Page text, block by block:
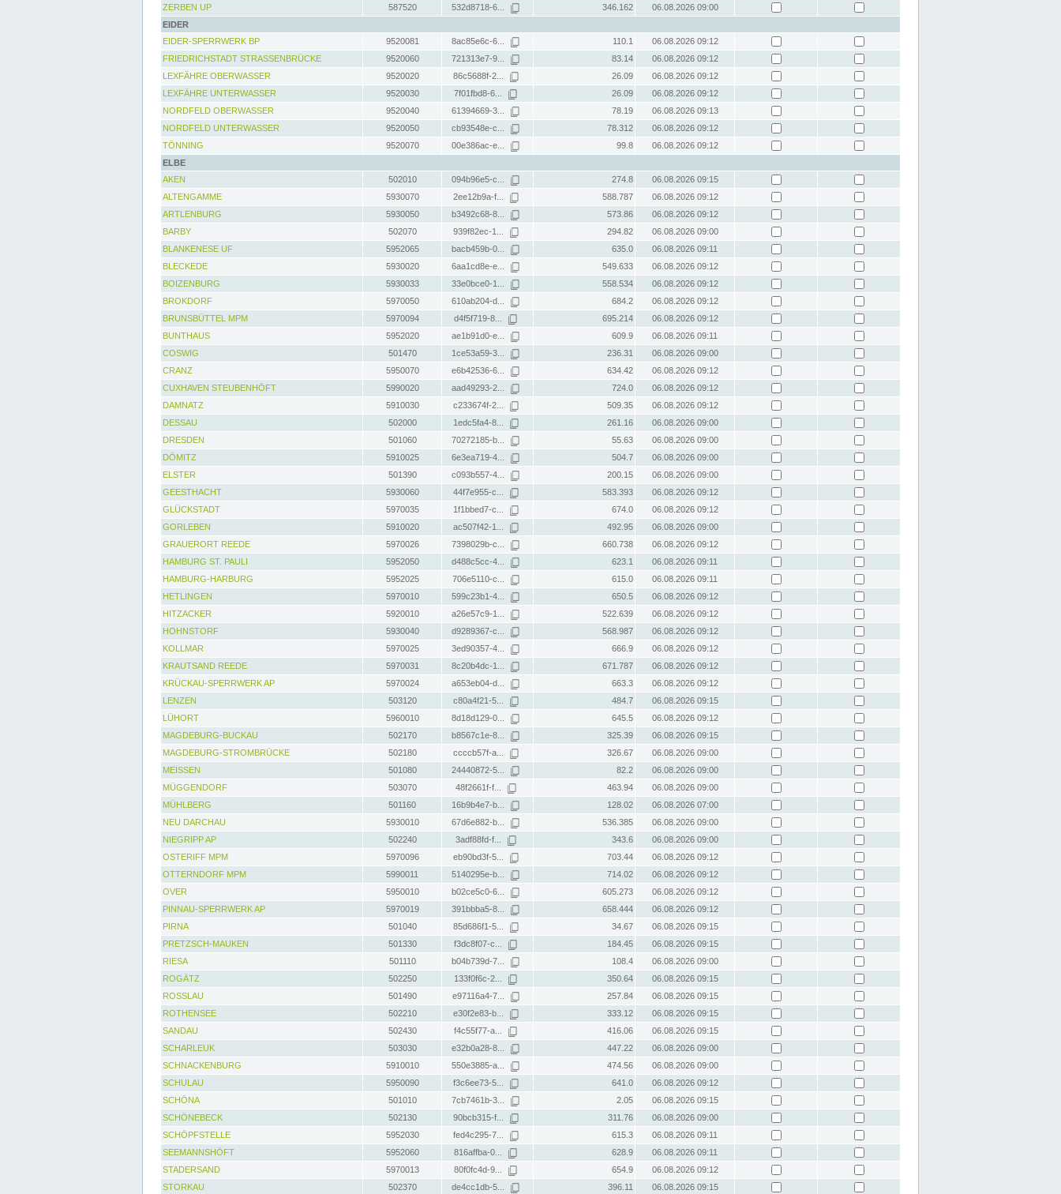
ZERBEN UP
587520 532d8718-6... 346.162
06.08.2026 09:00
EIDER
EIDER-SPERRWERK BP
9520081 8ac85e6c-6... 110.1
06.08.2026 09:12
FRIEDRICHSTADT STRASSENBRÜCKE
9520060 721313e7-9... 83.14
06.08.2026 09:12
LEXFÄHRE OBERWASSER
9520020 86c5688f-2... 26.09
06.08.2026 09:12
LEXFÄHRE UNTERWASSER
9520030 7f01fbd8-6... 26.09
06.08.2026 09:12
NORDFELD OBERWASSER
9520040 61394669-3... 78.19
06.08.2026 09:13
NORDFELD UNTERWASSER
9520050 cb93548e-c... 78.312
06.08.2026 09:12
TÖNNING
9520070 00e386ac-e... 99.8
06.08.2026 09:12
ELBE
AKEN
502010 094b96e5-c... 274.8
06.08.2026 09:15
ALTENGAMME
5930070 2ee12b9a-f... 588.787
06.08.2026 09:12
ARTLENBURG
5930050 b3492c68-8... 573.86
06.08.2026 09:12
BARBY
502070 939f82ec-1... 294.82
06.08.2026 09:00
BLANKENESE UF
5952065 bacb459b-0... 635.0
06.08.2026 09:11
BLECKEDE
5930020 6aa1cd8e-e... 549.633
06.08.2026 09:12
BOIZENBURG
5930033 33e0bce0-1... 558.534
06.08.2026 09:12
BROKDORF
5970050 610ab204-d... 684.2
06.08.2026 09:12
BRUNSBÜTTEL MPM
5970094 d4f5f719-8... 695.214
06.08.2026 09:12
BUNTHAUS
5952020 ae1b91d0-e... 609.9
06.08.2026 09:11
COSWIG
501470 1ce53a59-3... 236.31
06.08.2026 09:00
CRANZ
5950070 e6b42536-6... 634.42
06.08.2026 09:12
CUXHAVEN STEUBENHÖFT
5990020 aad49293-2... 724.0
06.08.2026 09:12
DAMNATZ
5910030 c233674f-2... 509.35
06.08.2026 09:12
DESSAU
502000 1edc5fa4-8... 261.16
06.08.2026 09:00
DRESDEN
501060 70272185-b... 55.63
06.08.2026 09:00
DÖMITZ
5910025 6e3ea719-4... 504.7
06.08.2026 09:00
ELSTER
501390 c093b557-4... 200.15
06.08.2026 09:00
GEESTHACHT
5930060 44f7e955-c... 583.393
06.08.2026 09:12
GLÜCKSTADT
5970035 1f1bbed7-c... 674.0
06.08.2026 09:12
GORLEBEN
5910020 ac507f42-1... 492.95
06.08.2026 09:00
GRAUERORT REEDE
5970026 7398029b-c... 660.738
06.08.2026 09:12
HAMBURG ST. PAULI
5952050 d488c5cc-4... 623.1
06.08.2026 09:11
HAMBURG-HARBURG
5952025 706e5110-c... 615.0
06.08.2026 09:11
HETLINGEN
5970010 599c23b1-4... 650.5
06.08.2026 09:12
HITZACKER
5920010 a26e57c9-1... 522.639
06.08.2026 09:12
HOHNSTORF
5930040 d9289367-c... 568.987
06.08.2026 09:12
KOLLMAR
5970025 3ed90357-4... 666.9
06.08.2026 09:12
KRAUTSAND REEDE
5970031 8c20b4dc-1... 671.787
06.08.2026 09:12
KRÜCKAU-SPERRWERK AP
5970024 a653eb04-d... 663.3
06.08.2026 09:12
LENZEN
503120 c80a4f21-5... 484.7
06.08.2026 09:15
LÜHORT
5960010 8d18d129-0... 645.5
06.08.2026 09:12
MAGDEBURG-BUCKAU
502170 b8567c1e-8... 325.39
06.08.2026 09:15
MAGDEBURG-STROMBRÜCKE
502180 ccccb57f-a... 326.67
06.08.2026 09:00
MEISSEN
501080 24440872-5... 82.2
06.08.2026 09:00
MÜGGENDORF
503070 48f2661f-f... 463.94
06.08.2026 09:00
MÜHLBERG
501160 16b9b4e7-b... 128.02
06.08.2026 07:00
NEU DARCHAU
5930010 67d6e882-b... 536.385
06.08.2026 09:00
NIEGRIPP AP
502240 3adf88fd-f... 343.6
06.08.2026 09:00
OSTERIFF MPM
5970096 eb90bd3f-5... 703.44
06.08.2026 09:12
OTTERNDORF MPM
5990011 5140295e-b... 714.02
06.08.2026 09:12
OVER
5950010 b02ce5c0-6... 605.273
06.08.2026 09:12
PINNAU-SPERRWERK AP
5970019 391bbba5-8... 658.444
06.08.2026 09:12
PIRNA
501040 85d686f1-5... 34.67
06.08.2026 09:15
PRETZSCH-MAUKEN
501330 f3dc8f07-c... 184.45
06.08.2026 09:15
RIESA
501110 b04b739d-7... 108.4
06.08.2026 09:00
ROGÄTZ
502250 133f0f6c-2... 350.64
06.08.2026 09:15
ROSSLAU
501490 e97116a4-7... 257.84
06.08.2026 09:15
ROTHENSEE
502210 e30f2e83-b... 333.12
06.08.2026 09:15
SANDAU
502430 f4c55f77-a... 416.06
06.08.2026 09:15
SCHARLEUK
503030 e32b0a28-8... 447.22
06.08.2026 09:00
SCHNACKENBURG
5910010 550e3885-a... 474.56
06.08.2026 09:00
SCHULAU
5950090 f3c6ee73-5... 641.0
06.08.2026 09:12
SCHÖNA
501010 7cb7461b-3... 2.05
06.08.2026 09:15
SCHÖNEBECK
502130 90bcb315-f... 311.76
06.08.2026 09:00
SCHÖPFSTELLE
5952030 fed4c295-7... 615.3
06.08.2026 09:11
SEEMANNSHÖFT
5952060 816affba-0... 628.9
06.08.2026 09:11
STADERSAND
5970013 80f0fc4d-9... 654.9
06.08.2026 09:12
STORKAU
502370 de4cc1db-5... 396.11 06.08.2026 09:15